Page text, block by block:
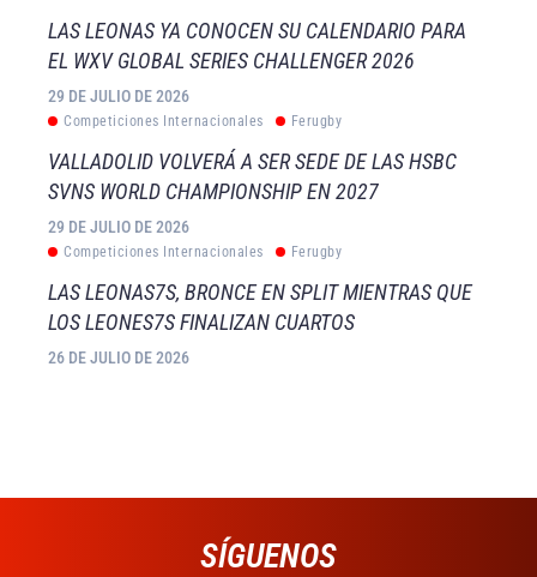
LAS LEONAS YA CONOCEN SU CALENDARIO PARA
EL WXV GLOBAL SERIES CHALLENGER 2026
29 DE JULIO DE 2026
Competiciones Internacionales Ferugby
VALLADOLID VOLVERÁ A SER SEDE DE LAS HSBC
SVNS WORLD CHAMPIONSHIP EN 2027
29 DE JULIO DE 2026
Competiciones Internacionales Ferugby
LAS LEONAS7S, BRONCE EN SPLIT MIENTRAS QUE
LOS LEONES7S FINALIZAN CUARTOS
26 DE JULIO DE 2026
SÍGUENOS